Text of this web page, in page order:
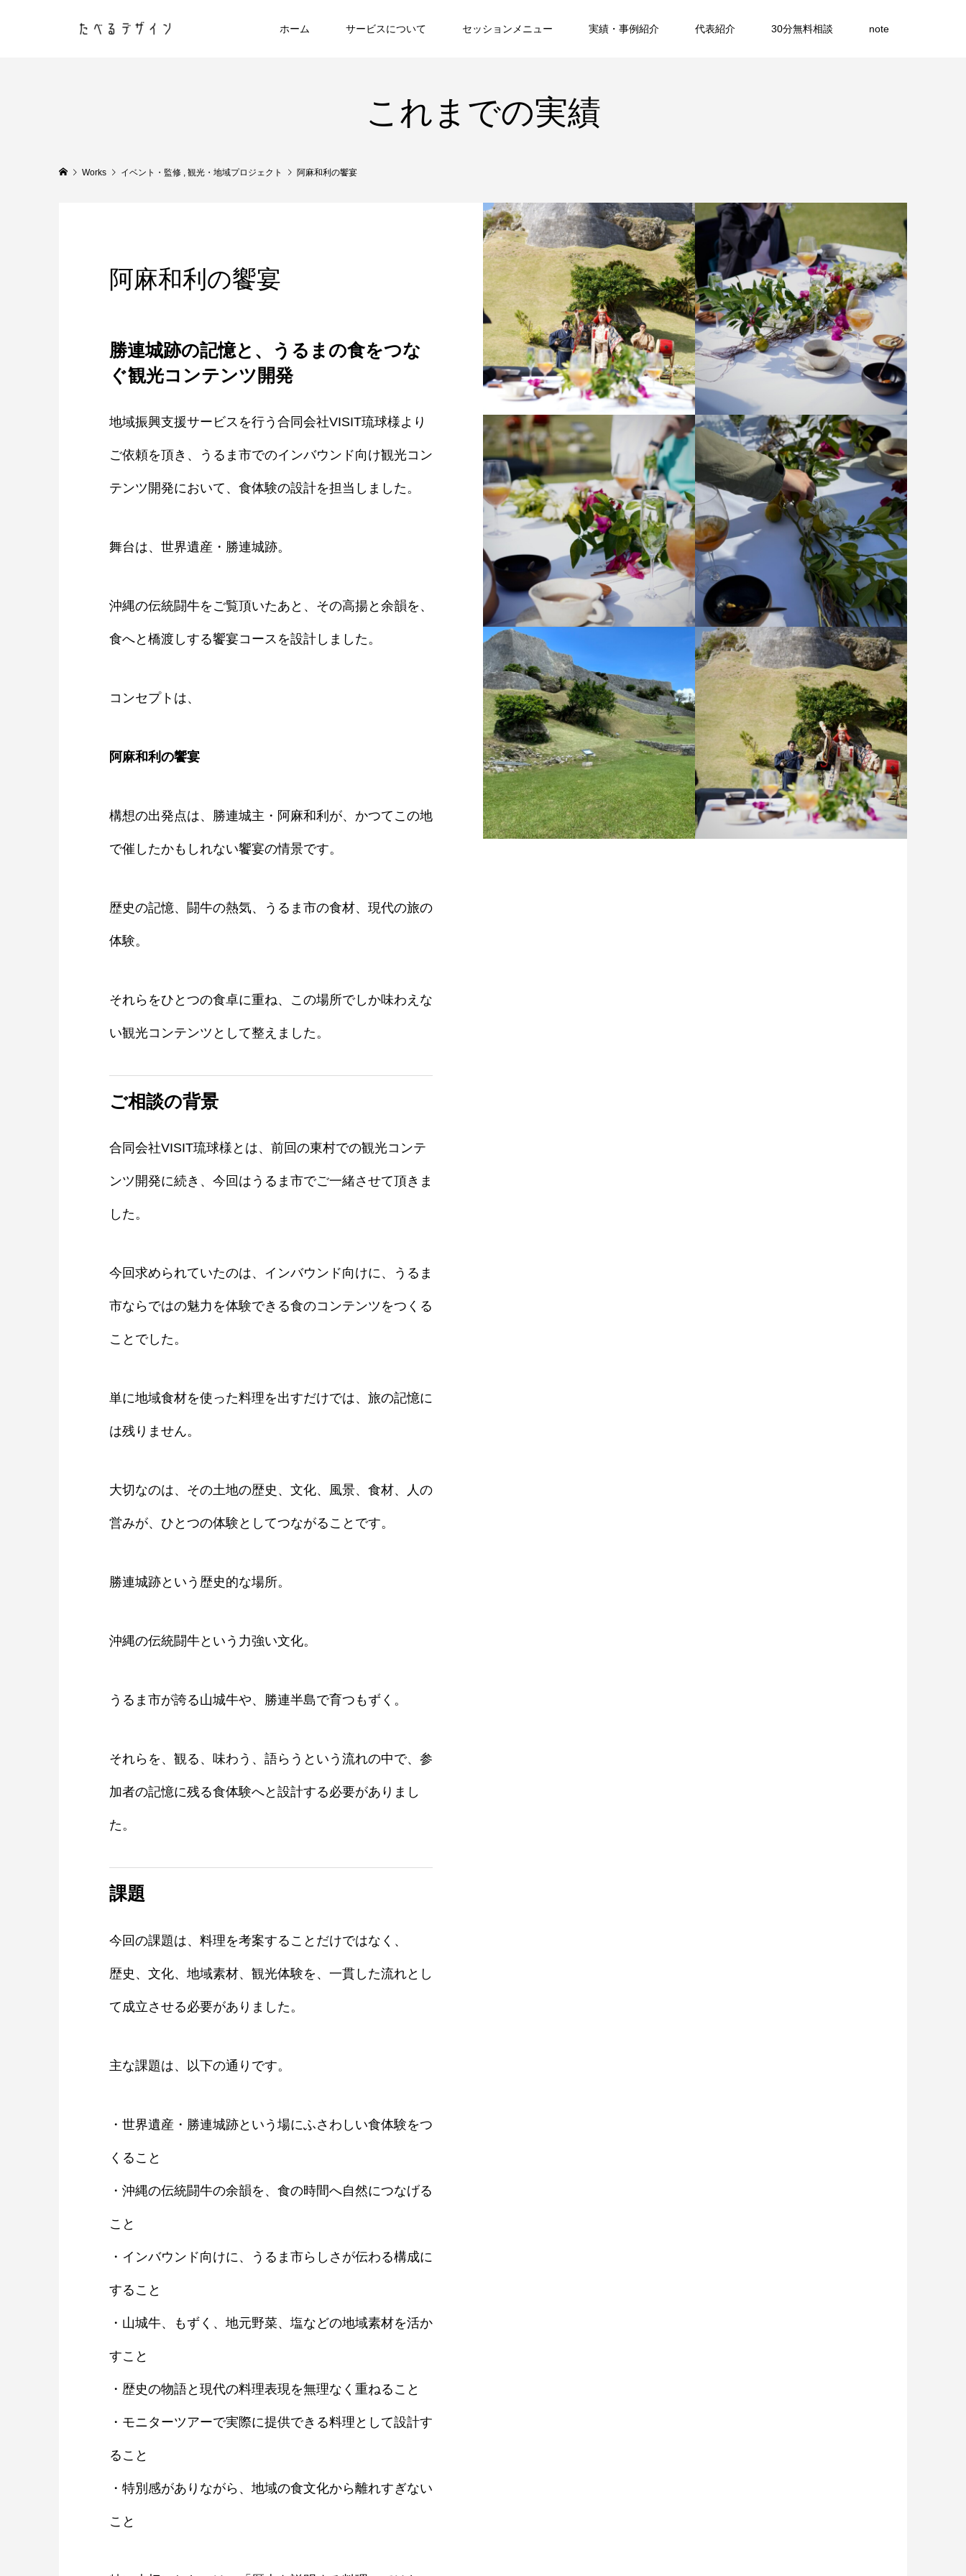
ホーム サービスについて セッションメニュー 実績・事例紹介 代表紹介 30分無料相談 note
これまでの実績
Works イベント・監修 , 観光・地域プロジェクト 阿麻和利の饗宴
この日この時間だけの食卓 テーブル装飾も地元の草花で
阿麻和利の饗宴 阿麻和利の饗宴
阿麻和利の饗宴
勝連城跡の記憶と、うるまの食をつな
ぐ観光コンテンツ開発
地域振興支援サービスを行う合同会社VISIT琉球様より
ご依頼を頂き、うるま市でのインバウンド向け観光コン
テンツ開発において、食体験の設計を担当しました。
舞台は、世界遺産・勝連城跡。
沖縄の伝統闘牛をご覧頂いたあと、その高揚と余韻を、
食へと橋渡しする饗宴コースを設計しました。
コンセプトは、
阿麻和利の饗宴
構想の出発点は、勝連城主・阿麻和利が、かつてこの地
で催したかもしれない饗宴の情景です。
歴史の記憶、闘牛の熱気、うるま市の食材、現代の旅の
体験。
それらをひとつの食卓に重ね、この場所でしか味わえな
い観光コンテンツとして整えました。
ご相談の背景
合同会社VISIT琉球様とは、前回の東村での観光コンテ
ンツ開発に続き、今回はうるま市でご一緒させて頂きま
した。
今回求められていたのは、インバウンド向けに、うるま
市ならではの魅力を体験できる食のコンテンツをつくる
ことでした。
単に地域食材を使った料理を出すだけでは、旅の記憶に
は残りません。
大切なのは、その土地の歴史、文化、風景、食材、人の
営みが、ひとつの体験としてつながることです。
勝連城跡という歴史的な場所。
沖縄の伝統闘牛という力強い文化。
うるま市が誇る山城牛や、勝連半島で育つもずく。
それらを、観る、味わう、語らうという流れの中で、参
加者の記憶に残る食体験へと設計する必要がありまし
た。
課題
今回の課題は、料理を考案することだけではなく、
歴史、文化、地域素材、観光体験を、一貫した流れとし
て成立させる必要がありました。
主な課題は、以下の通りです。
・世界遺産・勝連城跡という場にふさわしい食体験をつ
くること
・沖縄の伝統闘牛の余韻を、食の時間へ自然につなげる
こと
・インバウンド向けに、うるま市らしさが伝わる構成に
すること
・山城牛、もずく、地元野菜、塩などの地域素材を活か
すこと
・歴史の物語と現代の料理表現を無理なく重ねること
・モニターツアーで実際に提供できる料理として設計す
ること
・特別感がありながら、地域の食文化から離れすぎない
こと